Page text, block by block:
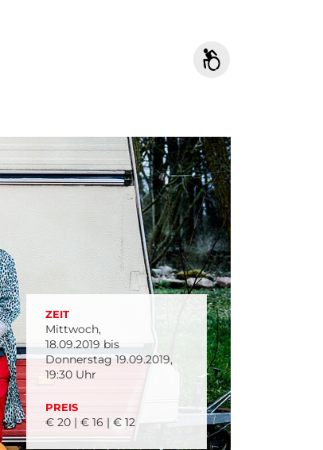
ZEIT
Mittwoch,
18.09.2019 bis
Donnerstag 19.09.2019,
19:30 Uhr
PREIS
€ 20 | € 16 | € 12